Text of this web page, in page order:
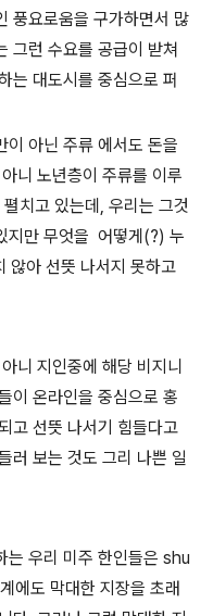
풍요로움을 구가하면서 많
그런 수요를 공급이 받쳐
는 대도시를 중심으로 퍼
이 아닌 주류 에서도 돈을
니 노년층이 주류를 이루
치고 있는데, 우리는 그것
지만 무엇을 어떻게(?) 누
않아 선뜻 나서지 못하고
니 지인중에 해당 비지니
이 온라인을 중심으로 홍
고 선뜻 나서기 힘들다고
러 보는 것도 그리 나쁜 일
는 우리 미주 한인들은 shu
에도 막대한 지장을 초래